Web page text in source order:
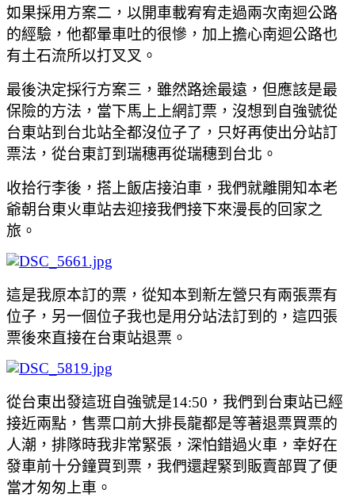
如果採用方案二 ，以開車載宥宥走過兩次南迴公路
的經驗 ，他都暈車吐的很慘 ，加上擔心南迴公路也
有土石流所以打叉叉 。
最後決定採行方案三 ，雖然路途最遠 ，但應該是最
保險的方法 ，當下馬上上網訂票 ，沒想到自強號從
台東站到台北站全都沒位子了 ，只好再使出分站訂
票法 ，從台東訂到瑞穗再從瑞穗到台北 。
收拾行李後 ，搭上飯店接泊車 ，我們就離開知本老
爺朝台東火車站去迎接我們接下來漫長的回家之
旅 。
這是我原本訂的票 ，從知本到新左營只有兩張票有
位子 ，另一個位子我也是用分站法訂到的 ，這四張
票後來直接在台東站退票 。
從台東出發這班自強號是14:50 ，我們到台東站已經
接近兩點 ，售票口前大排長龍都是等著退票買票的
人潮 ，排隊時我非常緊張 ，深怕錯過火車 ，幸好在
發車前十分鐘買到票 ，我們還趕緊到販賣部買了便
當才匆匆上車 。